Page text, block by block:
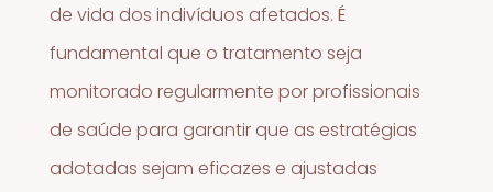
de vida dos indivíduos afetados. É
fundamental que o tratamento seja
monitorado regularmente por profissionais
de saúde para garantir que as estratégias
adotadas sejam eficazes e ajustadas